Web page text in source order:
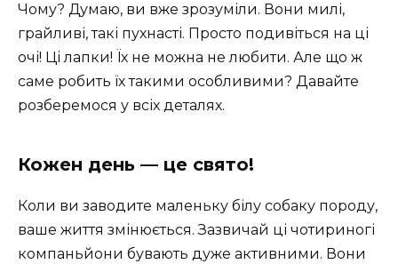
Чому? Думаю, ви вже зрозуміли. Вони милі,
грайливі, такі пухнасті. Просто подивіться на ці
очі! Ці лапки! Їх не можна не любити. Але що ж
саме робить їх такими особливими? Давайте
розберемося у всіх деталях.
Кожен день — це свято!
Коли ви заводите маленьку білу собаку породу,
ваше життя змінюється. Зазвичай ці чотириногі
компаньйони бувають дуже активними. Вони